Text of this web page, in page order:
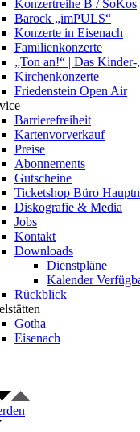
Konzertreihe B / SoKos
Barock „imPULS“
Konzerte in Eisenach
Familienkonzerte
„Ton an!“ | Das
Kirchenkonzerte
Friedenstein Open Air
Barrierefreiheit
Kartenvorverkauf
Preise
Abonnements
Gutscheine
Ticketshop Büro
Diskografie & Media
Jobs
Kontakt
Downloads
Dienstpläne
Kalender
Rückblick
Gotha
Eisenach